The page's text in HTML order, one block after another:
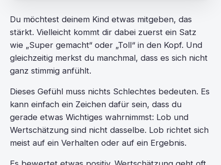
Du möchtest deinem Kind etwas mitgeben, das
stärkt. Vielleicht kommt dir dabei zuerst ein Satz
wie „Super gemacht“ oder „Toll“ in den Kopf. Und
gleichzeitig merkst du manchmal, dass es sich nicht
ganz stimmig anfühlt.
Dieses Gefühl muss nichts Schlechtes bedeuten. Es
kann einfach ein Zeichen dafür sein, dass du
gerade etwas Wichtiges wahrnimmst: Lob und
Wertschätzung sind nicht dasselbe. Lob richtet sich
meist auf ein Verhalten oder auf ein Ergebnis.